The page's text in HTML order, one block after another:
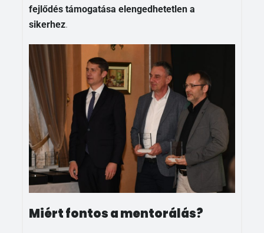
fejlődés támogatása elengedhetetlen a
sikerhez.
Miért fontos a mentorálás?